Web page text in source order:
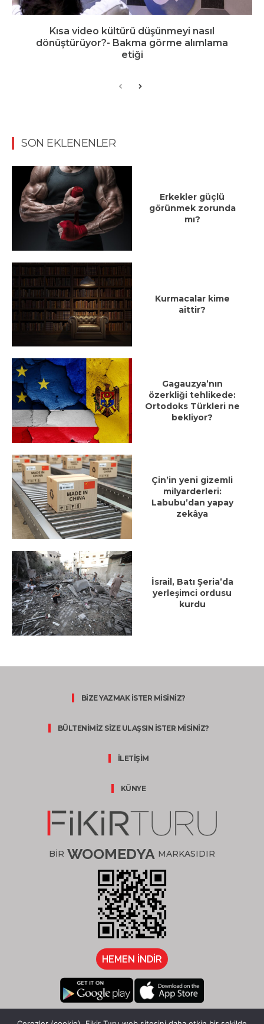
Kısa video kültürü düşünmeyi nasıl
dönüştürüyor?- Bakma görme alımlama
etiği
SON EKLENENLER
Erkekler güçlü
görünmek zorunda
mı?
Kurmacalar kime
aittir?
Gagauzya’nın
özerkliği tehlikede:
Ortodoks Türkleri ne
bekliyor?
Çin’in yeni gizemli
milyarderleri:
Labubu’dan yapay
zekâya
İsrail, Batı Şeria’da
yerleşimci ordusu
kurdu
BİZE YAZMAK İSTER MİSİNİZ?
BÜLTENİMİZ SİZE ULAŞSIN İSTER MİSİNİZ?
İLETİŞİM
KÜNYE
BİR WOOMEDYA MARKASIDIR
HEMEN İNDİR